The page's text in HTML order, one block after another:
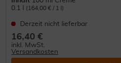
0.1 l
(164,00 € / 1 l)
Derzeit nicht lieferbar
16,40 €
inkl. MwSt.
Versandkosten